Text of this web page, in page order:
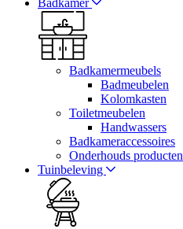
Badkamermeubels
Badmeubelen
Kolomkasten
Toiletmeubelen
Handwassers
Badkameraccessoires
Onderhouds producten
Tuinbeleving